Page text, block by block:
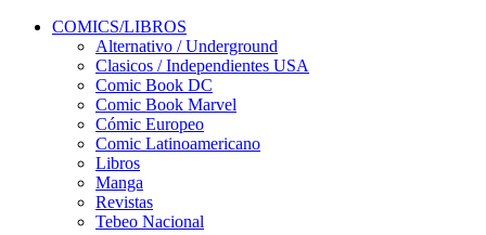
COMICS/LIBROS
Alternativo / Underground
Clasicos / Independientes USA
Comic Book DC
Comic Book Marvel
Cómic Europeo
Comic Latinoamericano
Libros
Manga
Revistas
Tebeo Nacional